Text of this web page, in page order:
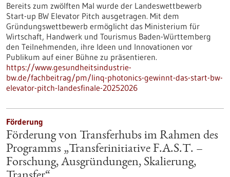
Bereits zum zwölften Mal wurde der Landeswettbewerb
Start-up BW Elevator Pitch ausgetragen. Mit dem
Gründungswettbewerb ermöglicht das Ministerium für
Wirtschaft, Handwerk und Tourismus Baden-Württemberg
den Teilnehmenden, ihre Ideen und Innovationen vor
Publikum auf einer Bühne zu präsentieren.
https://www.gesundheitsindustrie-
bw.de/fachbeitrag/pm/linq-photonics-gewinnt-das-start-bw-
elevator-pitch-landesfinale-20252026
Förderung
Förderung von Transferhubs im Rahmen des
Programms „Transferinitiative F.A.S.T. –
Forschung, Ausgründungen, Skalierung,